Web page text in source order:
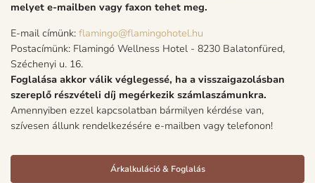
melyet e-mailben vagy faxon tehet meg.
E-mail címünk: flamingo@flamingohotel.hu
Postacímünk: Flamingó Wellness Hotel - 8230 Balatonfüred,
Széchenyi u. 16.
Foglalása akkor válik véglegessé, ha a visszaigazolásban
szereplő részvételi díj megérkezik számlaszámunkra.
Amennyiben ezzel kapcsolatban bármilyen kérdése van,
szívesen állunk rendelkezésére e-mailben vagy telefonon!
Árkalkuláció & Foglalás